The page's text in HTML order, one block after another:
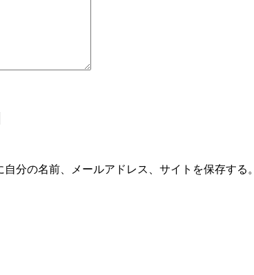
分の名前、メールアドレス、サイトを保存する。